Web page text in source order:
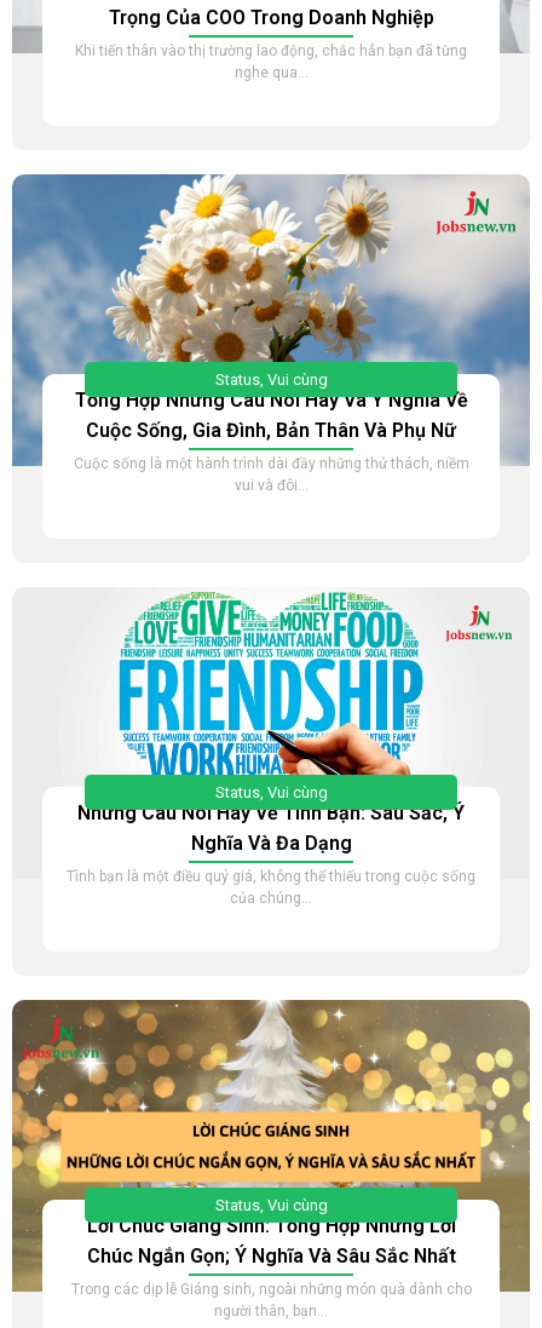
Trọng Của COO Trong Doanh Nghiệp
Khi tiến thân vào thị trường lao động, chắc hẳn bạn đã từng
nghe qua...
Status, Vui cùng
Tổng Hợp Những Câu Nói Hay Và Ý Nghĩa Về
Cuộc Sống, Gia Đình, Bản Thân Và Phụ Nữ
Cuộc sống là một hành trình dài đầy những thử thách, niềm
vui và đôi...
Status, Vui cùng
Những Câu Nói Hay Về Tình Bạn: Sâu Sắc, Ý
Nghĩa Và Đa Dạng
Tình bạn là một điều quý giá, không thể thiếu trong cuộc sống
của chúng...
Status, Vui cùng
Lời Chúc Giáng Sinh: Tổng Hợp Những Lời
Chúc Ngắn Gọn; Ý Nghĩa Và Sâu Sắc Nhất
Trong các dịp lễ Giáng sinh, ngoài những món quà dành cho
người thân, bạn...